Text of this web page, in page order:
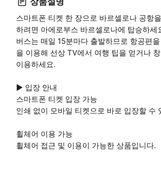
스마트폰 티켓 한 장으로 바르셀로나 공항
하려면 아에로부스 바르셀로나에 탑승하세
버스는 매일 15분마다 출발하므로 항공편
을 이용해 선상 TV에서 여행 팁을 얻거나
이용하세요.
▶ 입장 안내
스마트폰 티켓 입장 가능
인쇄 없이 모바일 티켓으로 바로 입장할 수
휠체어 이용 가능
휠체어 접근 및 이용이 가능한 상품입니다.